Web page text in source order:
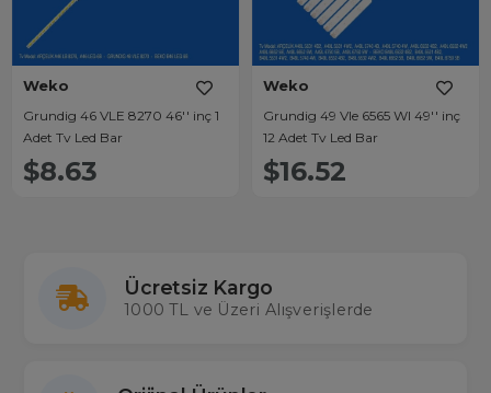
Weko
Grundig 46 VLE 8270 46'' inç 1
Adet Tv Led Bar
$8.63
Weko
Grundig 49 Vle 6565 Wl 49'' inç
12 Adet Tv Led Bar
$16.52
Ücretsiz Kargo
1000 TL ve Üzeri Alışverişlerde